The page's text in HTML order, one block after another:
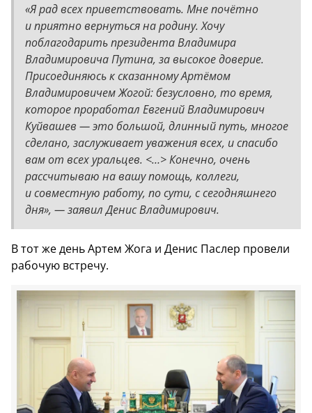
«Я рад всех приветствовать. Мне почётно
и приятно вернуться на родину. Хочу
поблагодарить президента Владимира
Владимировича Путина, за высокое доверие.
Присоединяюсь к сказанному Артёмом
Владимировичем Жогой: безусловно, то время,
которое проработал Евгений Владимирович
Куйвашев — это большой, длинный путь, многое
сделано, заслуживает уважения всех, и спасибо
вам от всех уральцев. <…> Конечно, очень
рассчитываю на вашу помощь, коллеги,
и совместную работу, по сути, с сегодняшнего
дня», — заявил Денис Владимирович.
В тот же день Артем Жога и Денис Паслер провели
рабочую встречу.